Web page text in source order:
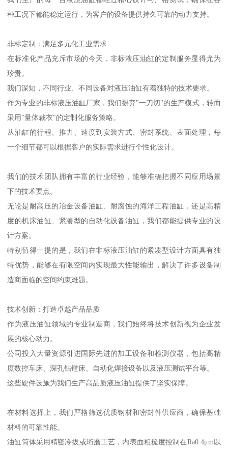
种工况下都能稳定运行，为客户的设备提供持久可靠的动力支持。
非标定制：满足多元化工业需求
在标准化产品充斥市场的今天，非标液压油缸的定制服务显得尤为
珍贵。
我们深知，不同行业、不同设备对液压油缸有着独特的技术要求。
作为专业的非标液压油缸厂家，我们摒弃"一刀切"的生产模式，转而
采用"量体裁衣"的定制化服务策略。
从油缸的行程、推力、速度到安装方式、密封系统、表面处理，每
一个细节都可以根据客户的实际需求进行个性化设计。
我们的技术团队拥有丰富的行业经验，能够准确把握不同应用场景
下的技术要点。
无论是耐高压的冶金设备油缸、耐腐蚀的海洋工程油缸，还是高精
度的机床油缸、紧凑型的自动化设备油缸，我们都能提供专业的设
计方案。
特别值得一提的是，我们在非标液压油缸的紧凑型设计方面具有独
特优势，能够在有限空间内实现最大性能输出，解决了许多设备制
造商面临的空间约束难题。
技术创新：打造卓越产品品质
作为液压油缸领域的专业制造商，我们始终将技术创新视为企业发
展的核心动力。
公司投入大量资源引进国际先进的加工设备和检测仪器，包括高精
度数控车床、深孔钻镗床、自动化焊接设备以及液压测试平台等。
这些硬件设施为我们生产高品质液压油缸提供了坚实保障。
在材料选择上，我们严格筛选优质钢材和密封件供应商，确保基础
材料的可靠性能。
油缸筒体采用精密冷拔或珩磨工艺，内表面粗糙度控制在Ra0.4μm以